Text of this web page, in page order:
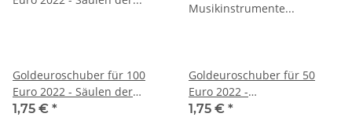
Goldeuroschuber für 100
Euro 2022 - Säulen der
Demokratie - Freiheit - J
1,75 € *
Goldeuroschuber für 50
Euro 2022 -
Musikinstrumente -
1,75 € *